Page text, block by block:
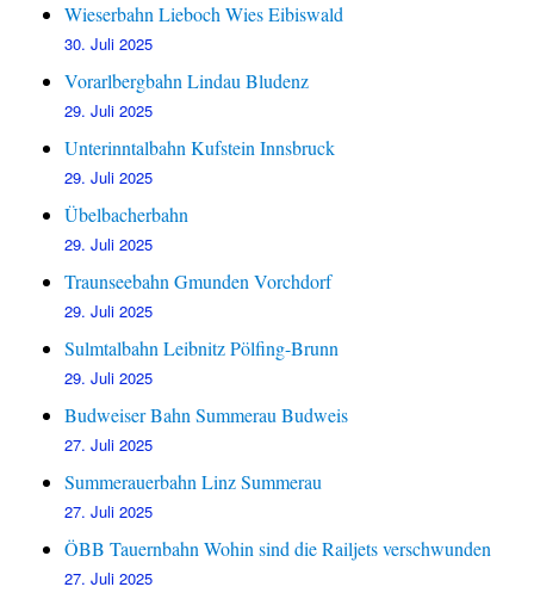
Wieserbahn Lieboch Wies Eibiswald
30. Juli 2025
Vorarlbergbahn Lindau Bludenz
29. Juli 2025
Unterinntalbahn Kufstein Innsbruck
29. Juli 2025
Übelbacherbahn
29. Juli 2025
Traunseebahn Gmunden Vorchdorf
29. Juli 2025
Sulmtalbahn Leibnitz Pölfing-Brunn
29. Juli 2025
Budweiser Bahn Summerau Budweis
27. Juli 2025
Summerauerbahn Linz Summerau
27. Juli 2025
ÖBB Tauernbahn Wohin sind die Railjets verschwunden
27. Juli 2025